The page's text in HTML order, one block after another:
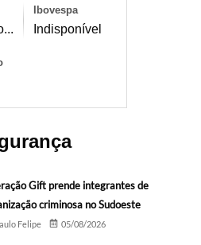
Ibovespa
Indisponível
Gift prende integrantes de
criminosa no Sudoeste
Felipe 05/08/2026